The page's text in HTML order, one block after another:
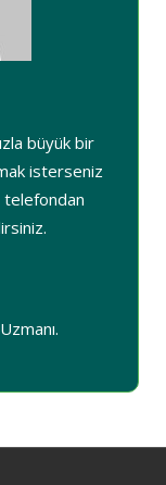
büyük bir
isterseniz
telefondan